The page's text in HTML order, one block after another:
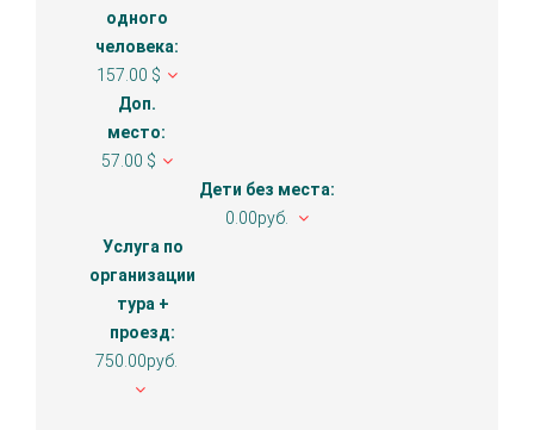
одного
человека:
157.00 $
Доп.
место:
57.00 $
Дети без места:
0.00руб.
Услуга по
организации
тура +
проезд:
750.00руб.